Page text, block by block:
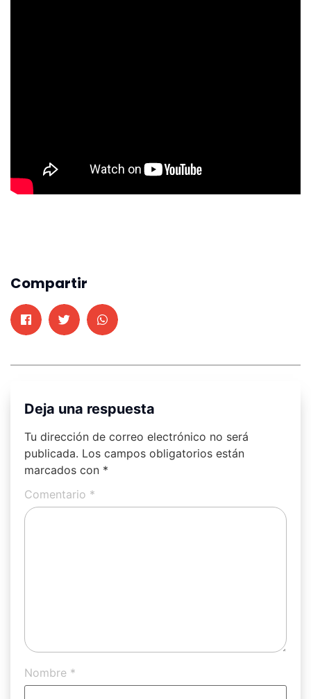
Compartir
Deja una respuesta
Tu dirección de correo electrónico no será
publicada. Los campos obligatorios están
marcados con *
Comentario *
Nombre *